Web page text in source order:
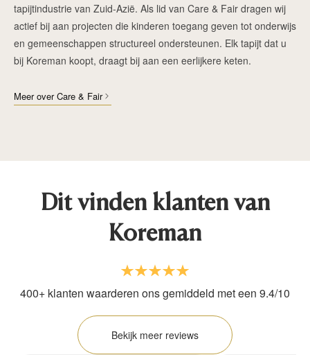
tapijtindustrie van Zuid-Azië. Als lid van Care & Fair dragen wij
actief bij aan projecten die kinderen toegang geven tot onderwijs
en gemeenschappen structureel ondersteunen. Elk tapijt dat u
bij Koreman koopt, draagt bij aan een eerlijkere keten.
Meer over Care & Fair
Dit vinden klanten van
Koreman
400+ klanten waarderen ons gemiddeld met een 9.4/10
Bekijk meer reviews